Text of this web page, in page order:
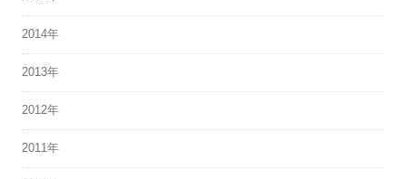
2014年
2013年
2012年
2011年